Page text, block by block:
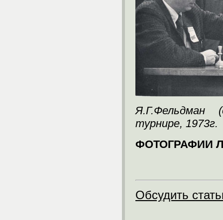
Я.Г.Фельдман
турнире, 1973г.
ФОТОГРАФИИ
Обсудить